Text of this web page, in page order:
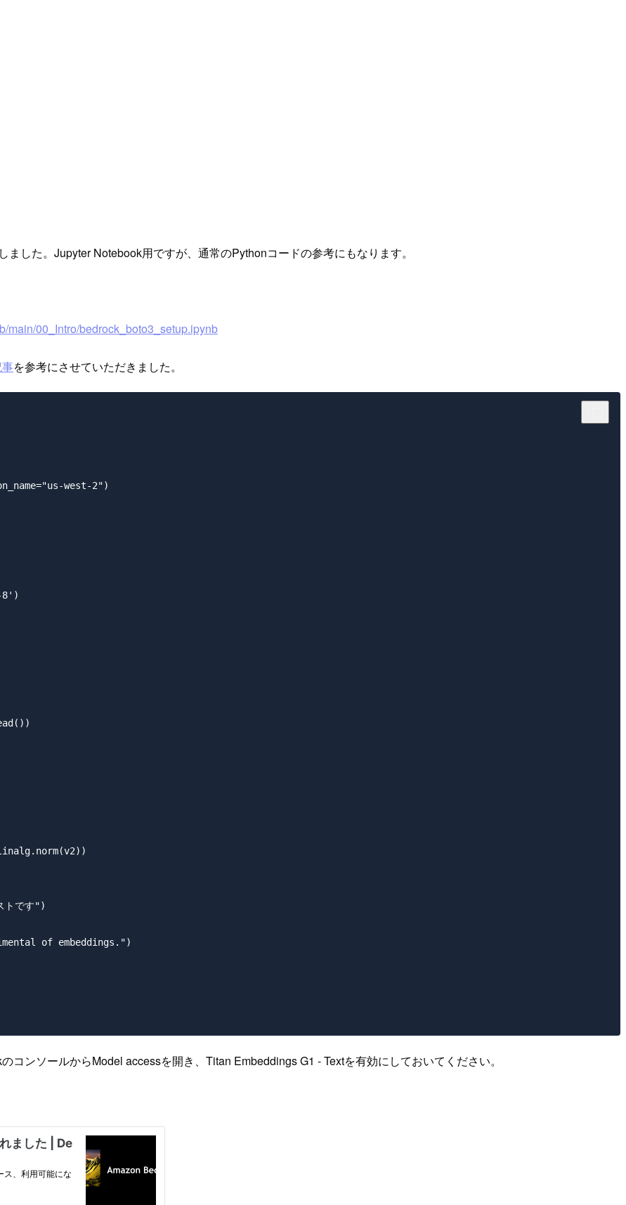
ました。Jupyter Notebook用ですが、通常のPythonコードの参考にもなります。
main/00_Intro/bedrock_boto3_setup.ipynb
を参考にさせていただきました。
west-2")
トです")
of embeddings.")
ンソールからModel accessを開き、Titan Embeddings G1 - Textを有効にしておいてください。